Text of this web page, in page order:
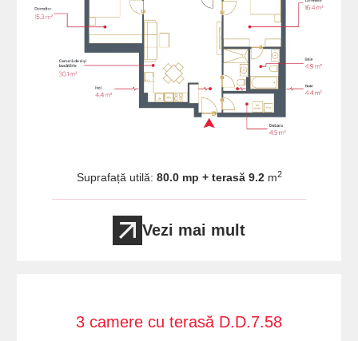
Suprafață utilă: 80.0 mp + terasă 9.2m2
Vezi mai mult
3 camere cu terasă D.D.7.58